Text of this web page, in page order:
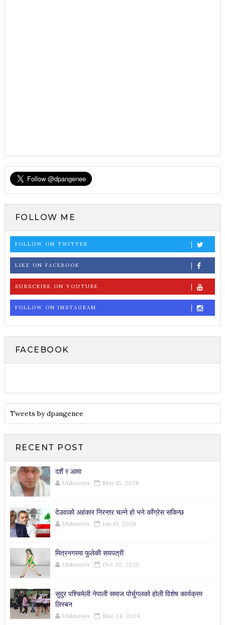
FOLLOW ME
FOLLOW ON TWITTER
LIKE ON FACEBOOK
SUBSCRIBE ON YOUTUBE
FOLLOW ON INSTAGRAM
FACEBOOK
Tweets by dpangenee
RECENT POST
दशैं र आमा
Unknown May 15, 2026
देउवाको अहंकार निरन्तर चल्ने हो भने काँग्रेस सकिन्छ
Unknown Jan 19, 2026
मित्रनगरमा फुलेकी सयपत्री
Unknown Oct 30, 2025
सुदुर पश्चिमेली नेपाली समाज पोर्चुगलको होली विशेष कार्यक्रम
लिस्बन
Unknown Mar 24, 2024